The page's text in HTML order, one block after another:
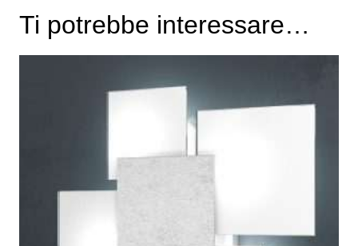
Ti potrebbe interessare…